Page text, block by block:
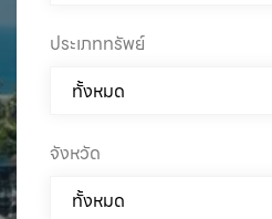
ประเภททรัพย์
จังหวัด